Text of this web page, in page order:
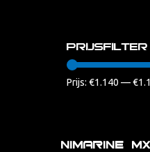
Prijsfilter
Prijs: €1.140 —
Nimarine